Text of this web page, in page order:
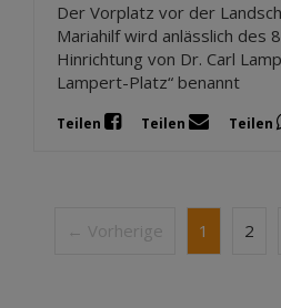
Der Vorplatz vor der
Mariahilf wird anlässlich des
Hinrichtung von Dr. Carl
Lampert-Platz“ benannt
Teilen Teilen Teilen
← Vorherige 1 2